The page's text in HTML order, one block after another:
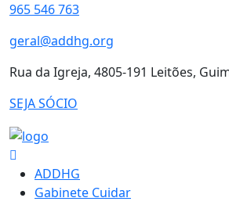
965 546 763
geral@addhg.org
Rua da Igreja, 4805-191 Leitões,
SEJA SÓCIO
ADDHG
Gabinete Cuidar